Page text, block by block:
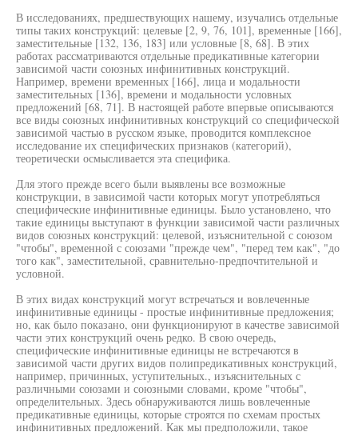
В исследованиях, предшествующих нашему, изучались отдельные
типы таких конструкций: целевые [2, 9, 76, 101], временные [166],
заместительные [132, 136, 183] или условные [8, 68]. В этих
работах рассматриваются отдельные предикативные категории
зависимой части союзных инфинитивных конструкций.
Например, времени временных [166], лица и модальности
заместительных [136], времени и модальности условных
предложений [68, 71]. В настоящей работе впервые описываются
все виды союзных инфинитивных конструкций со специфической
зависимой частью в русском языке, проводится комплексное
исследование их специфических признаков (категорий),
теоретически осмысливается эта специфика.
Для этого прежде всего были выявлены все возможные
конструкции, в зависимой части которых могут употребляться
специфические инфинитивные единицы. Было установлено, что
такие единицы выступают в функции зависимой части различных
видов союзных конструкций: целевой, изъяснительной с союзом
"чтобы", временной с союзами "прежде чем", "перед тем как", "до
того как", заместительной, сравнительно-предпочтительной и
условной.
В этих видах конструкций могут встречаться и вовлеченные
инфинитивные единицы - простые инфинитивные предложения;
но, как было показано, они функционируют в качестве зависимой
части этих конструкций очень редко. В свою очередь,
специфические инфинитивные единицы не встречаются в
зависимой части других видов полипредикативных конструкций,
например, причинных, уступительных., изъяснительных с
различными союзами и союзными словами, кроме "чтобы",
определительных. Здесь обнаруживаются лишь вовлеченные
предикативные единицы, которые строятся по схемам простых
инфинитивных предложений. Как мы предположили, такое